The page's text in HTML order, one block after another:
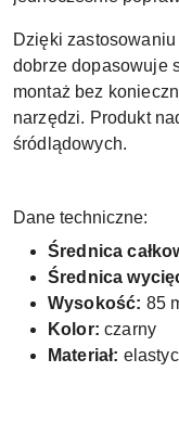
Dzięki
dobrze dopasowuje
montaż bez
narzędzi. Produkt
śródlądowych.
Dane techniczne:
Średnica
Średnica
Wysokość: 85
Kolor: czarny
Materiał: